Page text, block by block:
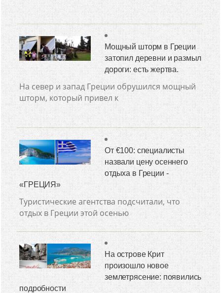
Мощный шторм в Греции
затопил деревни и размыл
дороги: есть жертва.
На север и запад Греции обрушился мощный
шторм, который привел к
От €100: специалисты
назвали цену осеннего
отдыха в Греции -
«ГРЕЦИЯ»
Туристические агентства подсчитали, что
отдых в Греции этой осенью
На острове Крит
произошло новое
землетрясение: появились
подробности